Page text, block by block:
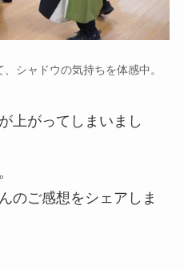
シャドウの気持ちを体感中。
上がってしまいまし
のご感想をシェアしま